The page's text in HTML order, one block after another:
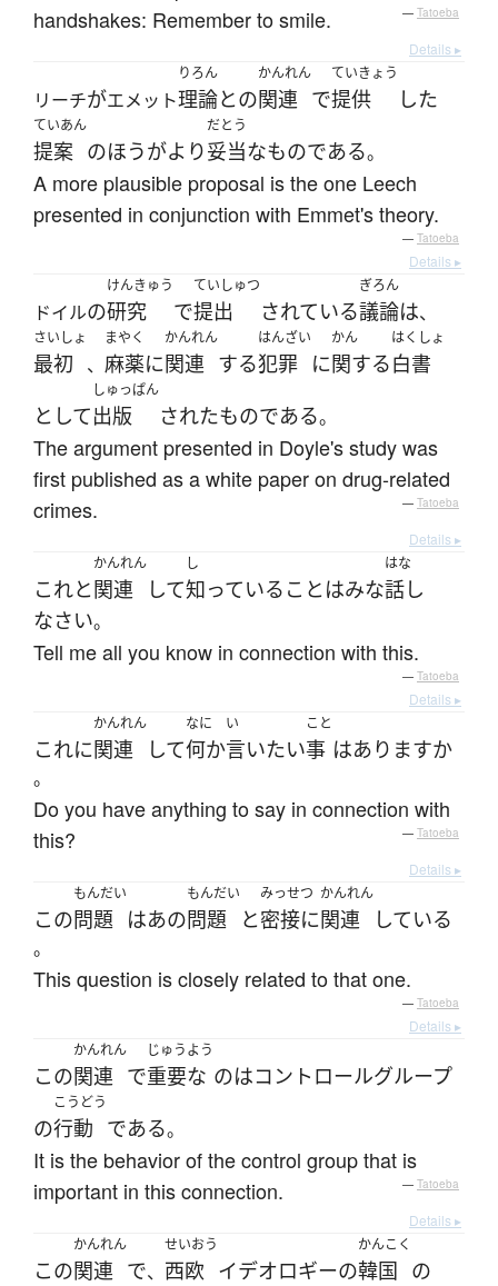
handshakes: Remember to smile.
— Tatoeba
Details ▸
リーチがエメット
りろん
理論との
かんれん
関連 で
ていきょう
提供 した
ていあん
提案 のほうがより
だとう
妥当なものである。
A more plausible proposal is the one Leech
presented in conjunction with Emmet's theory.
— Tatoeba
Details ▸
ドイルの
けんきゅう
研究 で
ていしゅつ
提出 されている
ぎろん
議論は、
さいしょ
最初 、
まやく
麻薬に
かんれん
関連 する
はんざい
犯罪 に
かん
関する
はくしょ
白書
として
しゅっぱん
出版 されたものである。
The argument presented in Doyle's study was
first published as a white paper on drug-related
crimes.
— Tatoeba
Details ▸
これと
かんれん
関連 して
し
知っている ことはみな
はな
話し
なさい。
Tell me all you know in connection with this.
— Tatoeba
Details ▸
これに
かんれん
関連 して
なに
何か
い
言いたい
こと
事 はありますか
。
Do you have anything to say in connection with
this?
— Tatoeba
Details ▸
この
もんだい
問題 はあの
もんだい
問題 と
みっせつ
密接に
かんれん
関連 している
。
This question is closely related to that one.
— Tatoeba
Details ▸
この
かんれん
関連 で
じゅうよう
重要な のはコントロールグループ
の
こうどう
行動 である。
It is the behavior of the control group that is
important in this connection.
— Tatoeba
Details ▸
この
かんれん
関連 で、
せいおう
西欧 イデオロギーの
かんこく
韓国 の